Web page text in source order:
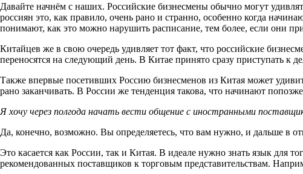
Давайте начнём с наших. Российские бизнесмены обычно могут
россиян это, как правило, очень рано и странно, особенно когда
понимают, как это можно нарушить расписание, тем более, если они
Китайцев же в свою очередь удивляет тот факт, что российские
переносятся на следующий день. В Китае принято сразу приступать к
Также впервые посетивших Россию бизнесменов из Китая может
рано заканчивать. В России же тенденция такова, что начинают
Я хочу через полгода начать вести общение с иностранными
Да, конечно, возможно. Вы определяетесь, что вам нужно, и дальше в
Это касается как России, так и Китая. В идеале нужно знать язык для
рекомендованных поставщиков к торговым представительствам.